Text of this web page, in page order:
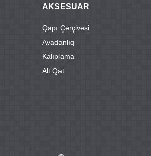
AKSESUAR
Qapı Çərçivəsi
Avadanlıq
Kalıplama
Alt Qat